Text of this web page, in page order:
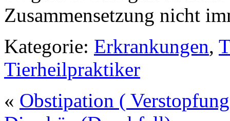
Zusammensetzung nicht
Kategorie: Erkrankungen,
Tierheilpraktiker
« Obstipation (